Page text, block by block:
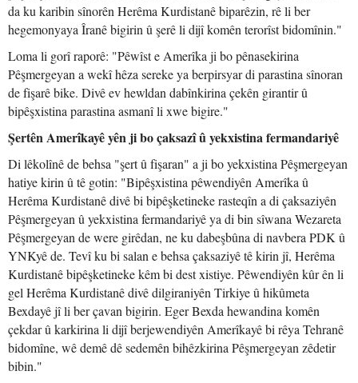
da ku karibin sînorên Herêma Kurdistanê biparêzin, rê li ber
hegemonyaya Îranê bigirin û şerê li dijî komên terorîst bidomînin."
Loma li gorî raporê: "Pêwîst e Amerîka ji bo pênasekirina
Pêşmergeyan a wekî hêza sereke ya berpirsyar di parastina sînoran
de fişarê bike. Divê ev hewldan dabînkirina çekên girantir û
bipêşxistina parastina asmanî li xwe bigire."
Şertên Amerîkayê yên ji bo çaksazî û yekxistina fermandariyê
Di lêkolînê de behsa "şert û fişaran" a ji bo yekxistina Pêşmergeyan
hatiye kirin û tê gotin: "Bipêşxistina pêwendiyên Amerîka û
Herêma Kurdistanê divê bi bipêşketineke rasteqîn a di çaksaziyên
Pêşmergeyan û yekxistina fermandariyê ya di bin sîwana Wezareta
Pêşmergeyan de were girêdan, ne ku dabeşbûna di navbera PDK û
YNKyê de. Tevî ku bi salan e behsa çaksaziyê tê kirin jî, Herêma
Kurdistanê bipêşketineke kêm bi dest xistiye. Pêwendiyên kûr ên li
gel Herêma Kurdistanê divê dilgiraniyên Tirkiye û hikûmeta
Bexdayê jî li ber çavan bigirin. Eger Bexda hewandina komên
çekdar û karkirina li dijî berjewendiyên Amerîkayê bi rêya Tehranê
bidomîne, wê demê dê sedemên bihêzkirina Pêşmergeyan zêdetir
bibin."